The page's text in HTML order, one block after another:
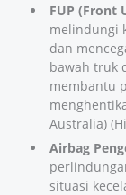
FUP (Front
melindungi
dan
bawah truk
membantu
Australia) (
Airbag
situasi